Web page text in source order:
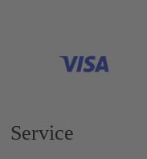
Service